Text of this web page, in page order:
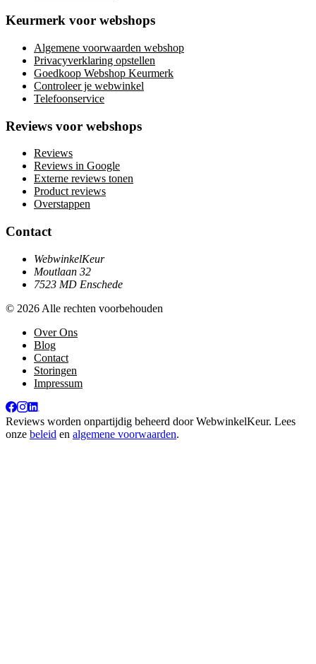
Keurmerk voor webshops
Algemene voorwaarden webshop
Privacyverklaring opstellen
Goedkoop Webshop Keurmerk
Controleer je webwinkel
Telefoonservice
Reviews voor webshops
Reviews
Reviews in Google
Externe reviews tonen
Product reviews
Overstappen
Contact
WebwinkelKeur
Moutlaan 32
7523 MD Enschede
© 2026 Alle rechten voorbehouden
Over Ons
Blog
Contact
Storingen
Impressum
Reviews worden onpartijdig beheerd doorWebwinkelKeur. Lees
onze beleid en algemene voorwaarden.